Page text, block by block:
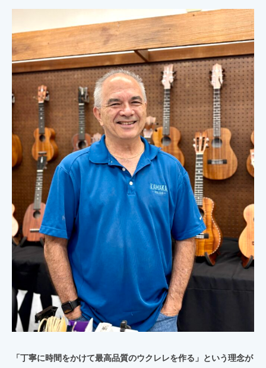
「丁寧に時間をかけて最高品質のウクレレを作る」という理念が